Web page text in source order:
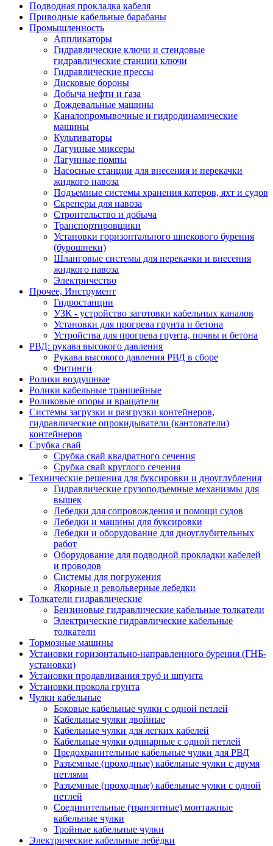
Подводная прокладка кабеля
Приводные кабельные барабаны
Промышленность
Аппликаторы
Гидравлические ключи и стендовые
гидравлические станции ключи
Гидравлические прессы
Дисковые бороны
Добыча нефти и газа
Дождевальные машины
Каналопромывочные и гидродинамические
машины
Культиваторы
Лагунные миксеры
Лагунные помпы
Насосные станции для внесения и перекачки
жидкого навоза
Подъемные системы хранения катеров, яхт и судов
Скреперы для навоза
Строительство и добыча
Транспортировщики
Установки горизонтального шнекового бурения
(бурошнеки)
Шланговые системы для перекачки и внесения
жидкого навоза
Электричество
Прочее, Инструмент
Гидростанции
УЗК - устройство заготовки кабельных каналов
Установки для прогрева грунта и бетона
Устройства для прогрева грунта, почвы и бетона
РВД: рукава высокого давления
Рукава высокого давления РВД в сборе
Фитинги
Ролики воздушные
Ролики кабельные траншейные
Роликовые опоры и вращатели
Системы загрузки и разгрузки контейнеров,
гидравлические опрокидыватели (кантователи)
контейнеров
Срубка свай
Срубка свай квадратного сечения
Срубка свай круглого сечения
Технические решения для буксировки и дноуглубления
Гидравлические грузоподъемные механизмы для
вышек
Лебедки для сопровождения и помощи судов
Лебедки и машины для буксировки
Лебедки и оборудование для дноуглубительных
работ
Оборудование для подводной прокладки кабелей
и проводов
Системы для погружения
Якорные и револьверные лебедки
Толкатели гидравлические
Бензиновые гидравлические кабельные толкатели
Электрические гидравлические кабельные
толкатели
Тормозные машины
Установки горизонтально-направленного бурения (ГНБ-
установки)
Установки продавливания труб и шпунта
Установки прокола грунта
Чулки кабельные
Боковые кабельные чулки с одной петлей
Кабельные чулки двойные
Кабельные чулки для легких кабелей
Кабельные чулки одинарные с одной петлей
Предохранительные кабельные чулки для РВД
Разъемные (проходные) кабельные чулки с двумя
петлями
Разъемные (проходные) кабельные чулки с одной
петлей
Соединительные (транзитные) монтажные
кабельные чулки
Тройные кабельные чулки
Электрические кабельные лебёдки